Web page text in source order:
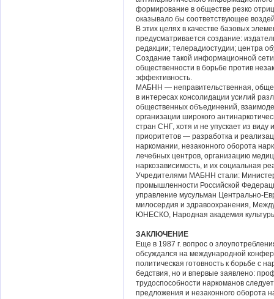
формирование в обществе резко
оказывало бы соответствующее
В этих целях в качестве базовых
предусматривается создание:
редакции; телерадиостудии; центра
Создание такой информационной сети
общественности в борьбе против
эффективность.
МАБНН — неправительственная,
в интересах консолидации усилий
общественных объединений,
организации широкого
стран СНГ, хотя и не упускает из
приоритетов — разработка и
наркомании, незаконного оборота
лечебных центров, организацию
наркозависимость, и их социальная
Учредителями МАБНН стали:
промышленности Российской
управление мусульман Центрально-
милосердия и здравоохранения,
ЮНЕСКО, Народная академия
ЗАКЛЮЧЕНИЕ
Еще в 1987 г. вопрос о
обсуждался на международной
политическая готовность к борьбе с
бедствия, но и впервые заявлено:
трудоспособности наркоманов
предложения и незаконного оборота